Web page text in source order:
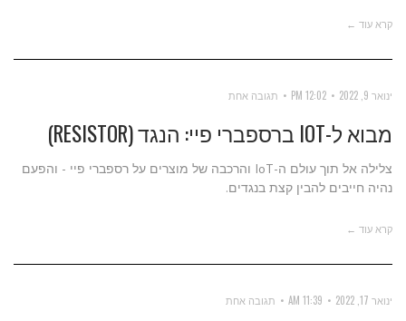
קרא עוד ←
ינואר 9, 2022 12:02 PM תגובה אחת
מבוא ל-IOT ברספברי פיי: הנגד (RESISTOR)
צלילה אל תוך עולם ה-IoT והרכבה של מוצרים על רספברי פיי - והפעם
נהיה חייבים להבין קצת בנגדים.
קרא עוד ←
ינואר 17, 2022 11:39 AM תגובה אחת